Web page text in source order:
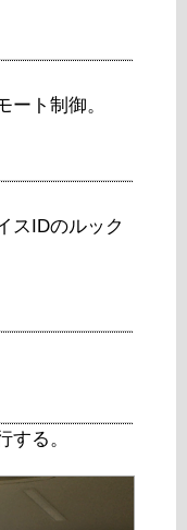
ート制御。
スIDのルック
する。